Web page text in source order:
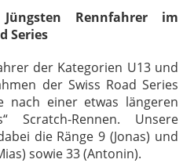
Rennfahrer im
Series
der Kategorien U13 und
der Swiss Road Series
nach einer etwas längeren
Scratch-Rennen. Unsere
die Ränge 9 (Jonas) und
sowie 33 (Antonin).